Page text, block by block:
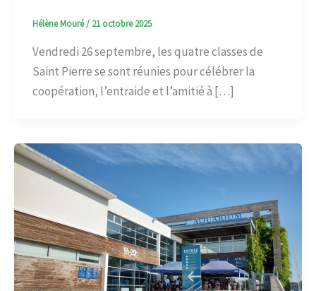
Hélène Mouré/ 21 octobre 2025
Vendredi 26 septembre, les quatre classes de
Saint Pierre se sont réunies pour célébrer la
coopération, l’entraide et l’amitié à […]